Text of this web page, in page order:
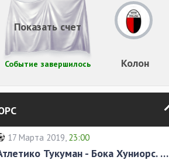
Колон
Событие завершилось
Показать счет
17 Марта 2019, 23:00
Атлетико Тукуман - Бока Хуниорс. Обзор матча